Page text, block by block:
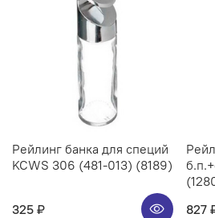
Рейлинг банка для специй
KCWS 306 (481-013) (8189)
325 ₽
827